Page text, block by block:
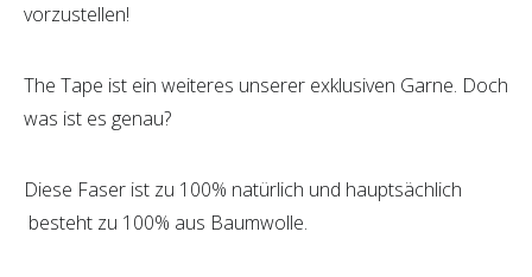
vorzustellen!
The Tape ist ein weiteres unserer exklusiven Garne. Doch
was ist es genau?
Diese Faser ist zu 100% natürlich und hauptsächlich
besteht zu 100% aus Baumwolle.